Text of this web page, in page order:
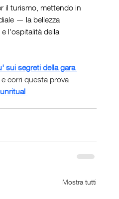
il turismo, mettendo in
— la bellezza
l’ospitalità della
sui segreti della gara
corri questa prova
Mostra tutti